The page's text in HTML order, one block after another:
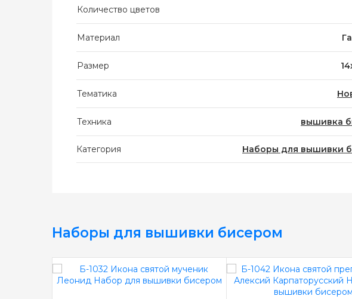
Количество цветов
Материал
Размер
Тематика
Техника вышивка
Категория Наборы для вышивки
Наборы для вышивки бисером